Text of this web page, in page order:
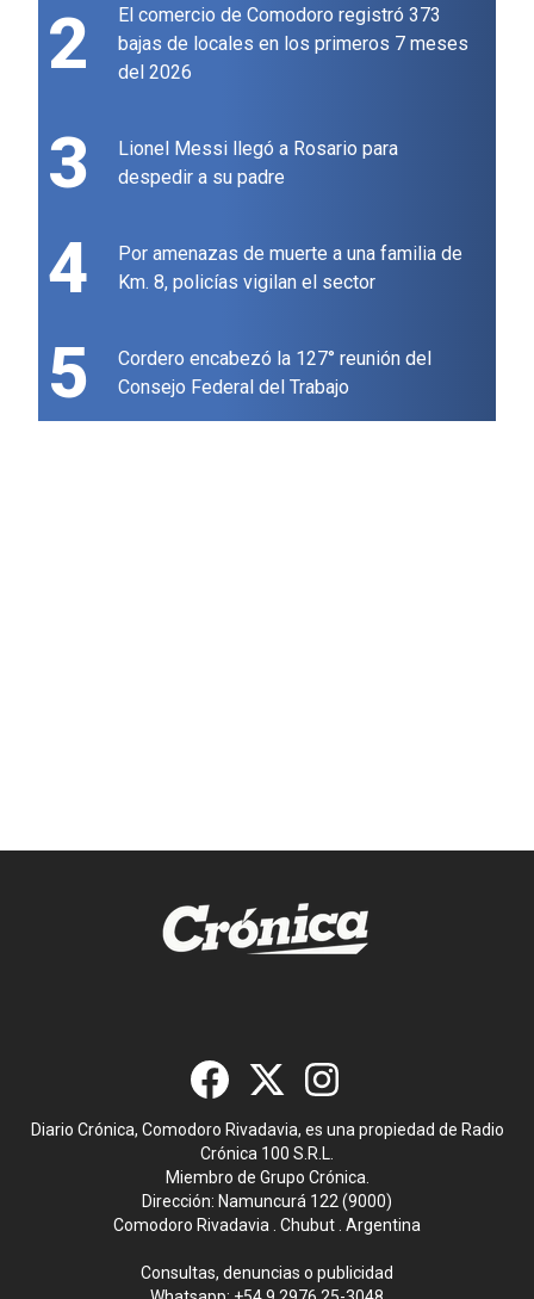
2
El comercio de Comodoro registró 373
bajas de locales en los primeros 7 meses
del 2026
3
Lionel Messi llegó a Rosario para
despedir a su padre
4
Por amenazas de muerte a una familia de
Km. 8, policías vigilan el sector
5
Cordero encabezó la 127° reunión del
Consejo Federal del Trabajo
Diario Crónica, Comodoro Rivadavia, es una propiedad de Radio
Crónica 100 S.R.L.
Miembro de Grupo Crónica.
Dirección: Namuncurá 122 (9000)
Comodoro Rivadavia . Chubut . Argentina
Consultas, denuncias o publicidad